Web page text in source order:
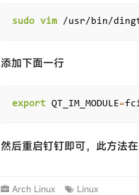
sudo vim
添加下面一行
export QT_IM_MODULE=
然后重启钉钉即可，此方法
Arch Linux Linux